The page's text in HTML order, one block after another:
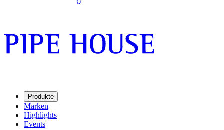
Produkte
Marken
Highlights
Events